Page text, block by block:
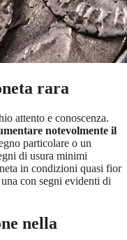
rara
attento e conoscenza.
notevolmente il
particolare o un
di usura minimi
in condizioni quasi fior
con segni evidenti di
nella